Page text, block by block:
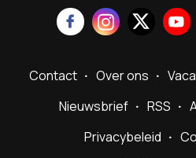
Contact Over ons
Nieuwsbrief
RSS
Privacybeleid